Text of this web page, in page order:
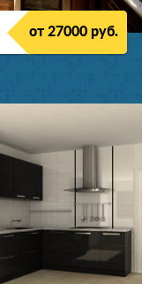
от 27000 руб.